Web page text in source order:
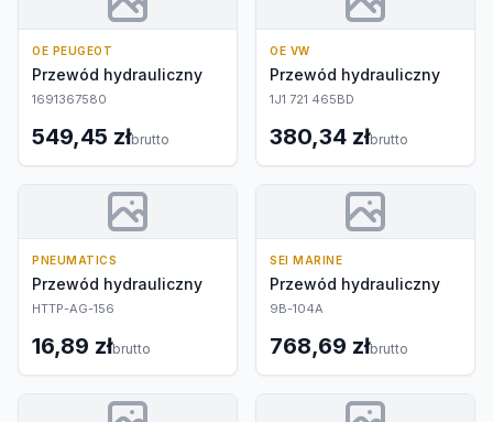
OE PEUGEOT
Przewód hydrauliczny
1691367580
549,45 złbrutto
OE VW
Przewód hydrauliczny
1J1 721 465BD
380,34 złbrutto
PNEUMATICS
Przewód hydrauliczny
HTTP-AG-156
16,89 złbrutto
SEI MARINE
Przewód hydrauliczny
9B-104A
768,69 złbrutto